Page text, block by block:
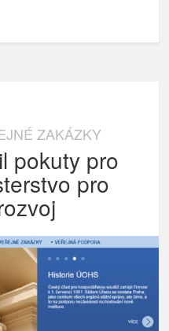
ZAKÁZKY
pokuty pro
pro